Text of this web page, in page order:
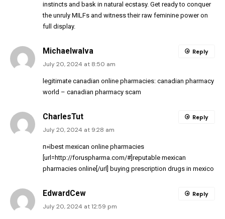
instincts and bask in natural ecstasy. Get ready to conquer
the unruly MILFs and witness their raw feminine power on
full display.
MichaelwaIva
July 20, 2024 at 8:50 am
legitimate canadian online pharmacies: canadian pharmacy
world – canadian pharmacy scam
Reply
CharlesTut
July 20, 2024 at 9:28 am
п»їbest mexican online pharmacies
[url=http://foruspharma.com/#]reputable mexican
pharmacies online[/url] buying prescription drugs in mexico
Reply
EdwardCew
July 20, 2024 at 12:59 pm
Reply